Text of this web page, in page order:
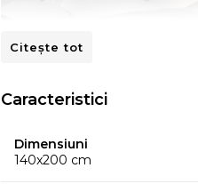
Citește tot
Caracteristici
Dimensiuni
140x200 cm